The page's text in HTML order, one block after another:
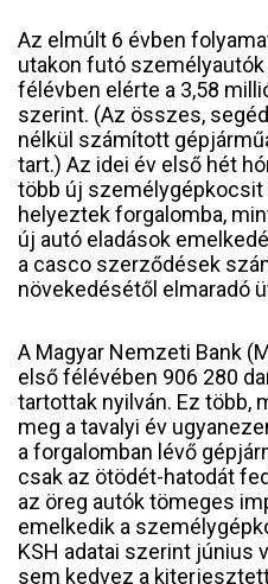
Az elmúlt 6 évben
utakon futó
félévben elérte a 3,58
szerint. (Az összes,
nélkül számított
tart.) Az idei év első hét
több új
helyeztek forgalomba,
új autó eladások
a casco szerződések
növekedésétől elmaradó
A Magyar Nemzeti Bank
első félévében 906 280
tartottak nyilván. Ez több,
meg a tavalyi év
a forgalomban lévő
csak az ötödét-hatodát
az öreg autók tömeges
emelkedik a
KSH adatai szerint június
sem kedvez a